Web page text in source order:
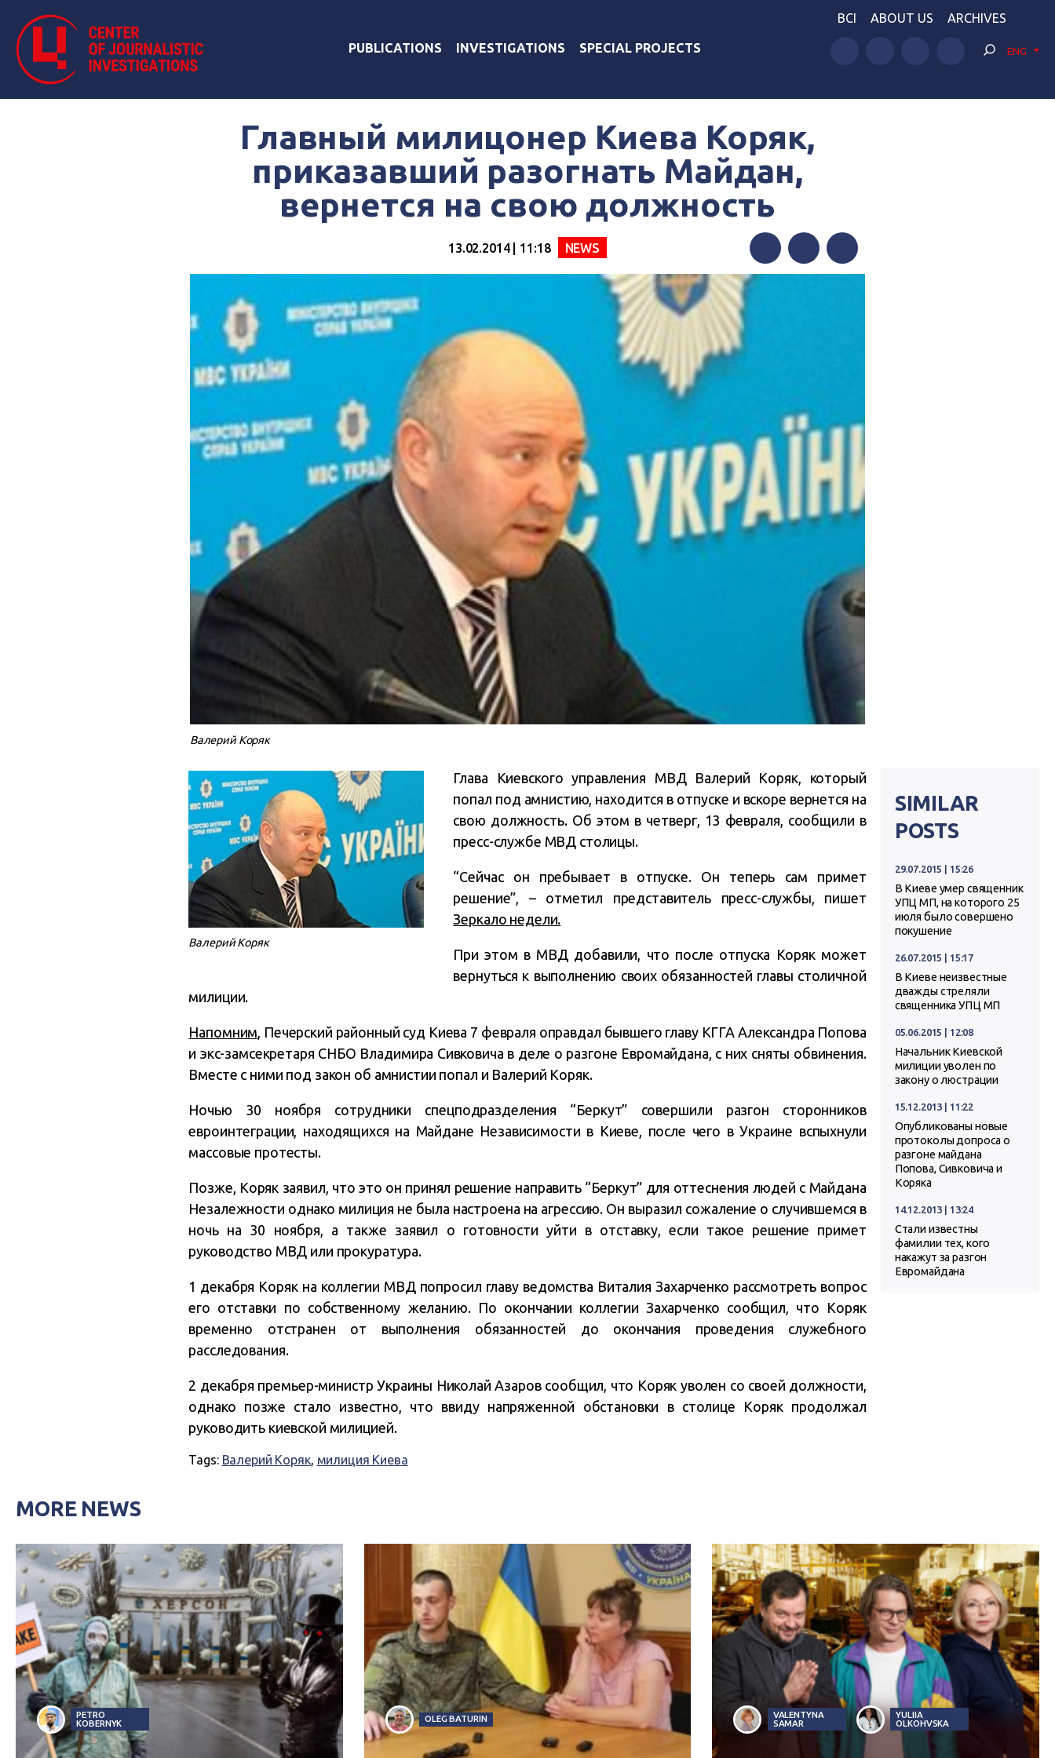
PUBLICATIONS INVESTIGATIONS SPECIAL PROJECTS
BCI ABOUT US ARCHIVES
ENG
Главный милицонер Киева Коряк,
приказавший разогнать Майдан,
вернется на свою должность
13.02.2014 | 11:18 NEWS
Facebook
Валерий Коряк
Валерий Коряк
Глава Киевского управления МВД Валерий Коряк, который
попал под амнистию, находится в отпуске и вскоре вернется на
свою должность. Об этом в четверг, 13 февраля, сообщили в
пресс-службе МВД столицы.
“Сейчас он пребывает в отпуске. Он теперь сам примет
решение”, – отметил представитель пресс-службы, пишет
Зеркало недели.
При этом в МВД добавили, что после отпуска Коряк может
вернуться к выполнению своих обязанностей главы столичной
милиции.
Напомним , Печерский районный суд Киева 7 февраля оправдал бывшего главу КГГА Александра Попова
и экс-замсекретаря СНБО Владимира Сивковича в деле о разгоне Евромайдана, с них сняты обвинения.
Вместе с ними под закон об амнистии попал и Валерий Коряк.
Ночью 30 ноября сотрудники спецподразделения “Беркут” совершили разгон сторонников
евроинтеграции, находящихся на Майдане Независимости в Киеве, после чего в Украине вспыхнули
массовые протесты.
Позже, Коряк заявил, что это он принял решение направить “Беркут” для оттеснения людей с Майдана
Незалежности однако милиция не была настроена на агрессию. Он выразил сожаление о случившемся в
ночь на 30 ноября, а также заявил о готовности уйти в отставку, если такое решение примет
руководство МВД или прокуратура.
1 декабря Коряк на коллегии МВД попросил главу ведомства Виталия Захарченко рассмотреть вопрос
его отставки по собственному желанию. По окончании коллегии Захарченко сообщил, что Коряк
временно отстранен от выполнения обязанностей до окончания проведения служебного
расследования.
2 декабря премьер-министр Украины Николай Азаров сообщил, что Коряк уволен со своей должности,
однако позже стало известно, что ввиду напряженной обстановки в столице Коряк продолжал
руководить киевской милицией.
Tags: Валерий Коряк, милиция Киева
SIMILAR
POSTS
29.07.2015 | 15:26
В Киеве умер священник
УПЦ МП, на которого 25
июля было совершено
покушение
26.07.2015 | 15:17
В Киеве неизвестные
дважды стреляли
священника УПЦ МП
05.06.2015 | 12:08
Начальник Киевской
милиции уволен по
закону о люстрации
15.12.2013 | 11:22
Опубликованы новые
протоколы допроса о
разгоне майдана
Попова, Сивковича и
Коряка
14.12.2013 | 13:24
Стали известны
фамилии тех, кого
накажут за разгон
Евромайдана
MORE NEWS
PETRO
KOBERNYK
OLEG BATURIN
VALENTYNA
SAMAR
YULIIA
OLKOHVSKA